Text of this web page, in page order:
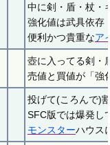
中に剣・盾・杖・
強化値は武具依存
便利かつ貴重なア
壺に入ってる剣・
売値と買値が「強
投げて(ころんで)
SFC版では爆発し
モンスターハウス